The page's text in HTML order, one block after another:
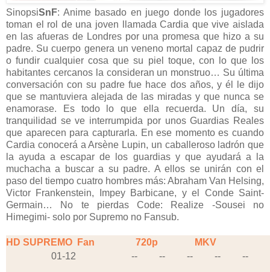
SinopsiSnF: Anime basado en juego donde los jugadores
toman el rol de una joven llamada Cardia que vive aislada
en las afueras de Londres por una promesa que hizo a su
padre. Su cuerpo genera un veneno mortal capaz de pudrir
o fundir cualquier cosa que su piel toque, con lo que los
habitantes cercanos la consideran un monstruo… Su última
conversación con su padre fue hace dos años, y él le dijo
que se mantuviera alejada de las miradas y que nunca se
enamorase. Es todo lo que ella recuerda. Un día, su
tranquilidad se ve interrumpida por unos Guardias Reales
que aparecen para capturarla. En ese momento es cuando
Cardia conocerá a Arsène Lupin, un caballeroso ladrón que
la ayuda a escapar de los guardias y que ayudará a la
muchacha a buscar a su padre. A ellos se unirán con el
paso del tiempo cuatro hombres más: Abraham Van Helsing,
Victor Frankenstein, Impey Barbicane, y el Conde Saint-
Germain… No te pierdas Code: Realize -Sousei no
Himegimi- solo por Supremo no Fansub.
HD SUPREMO Fan 720p
MKV
01-12
-- -- -- -- --